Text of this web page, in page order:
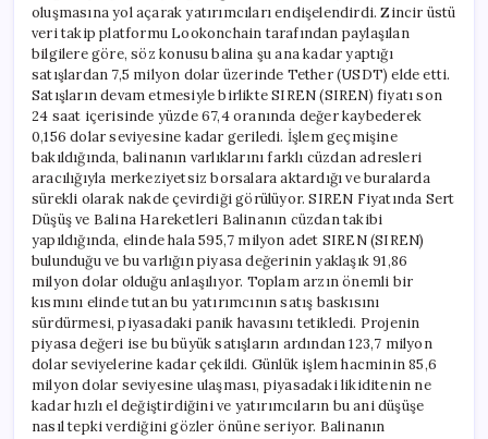
oluşmasına yol açarak yatırımcıları endişelendirdi. Zincir üstü
veri takip platformu Lookonchain tarafından paylaşılan
bilgilere göre, söz konusu balina şu ana kadar yaptığı
satışlardan 7,5 milyon dolar üzerinde Tether (USDT) elde etti.
Satışların devam etmesiyle birlikte SIREN (SIREN) fiyatı son
24 saat içerisinde yüzde 67,4 oranında değer kaybederek
0,156 dolar seviyesine kadar geriledi. İşlem geçmişine
bakıldığında, balinanın varlıklarını farklı cüzdan adresleri
aracılığıyla merkeziyetsiz borsalara aktardığı ve buralarda
sürekli olarak nakde çevirdiği görülüyor. SIREN Fiyatında Sert
Düşüş ve Balina Hareketleri Balinanın cüzdan takibi
yapıldığında, elinde hala 595,7 milyon adet SIREN (SIREN)
bulunduğu ve bu varlığın piyasa değerinin yaklaşık 91,86
milyon dolar olduğu anlaşılıyor. Toplam arzın önemli bir
kısmını elinde tutan bu yatırımcının satış baskısını
sürdürmesi, piyasadaki panik havasını tetikledi. Projenin
piyasa değeri ise bu büyük satışların ardından 123,7 milyon
dolar seviyelerine kadar çekildi. Günlük işlem hacminin 85,6
milyon dolar seviyesine ulaşması, piyasadaki likiditenin ne
kadar hızlı el değiştirdiğini ve yatırımcıların bu ani düşüşe
nasıl tepki verdiğini gözler önüne seriyor. Balinanın